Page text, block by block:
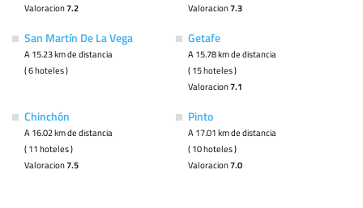
Valoracion7.2
Valoracion7.3
San Martín De La Vega
A 15.23 km de distancia
( 6 hoteles )
Getafe
A 15.78 km de distancia
( 15 hoteles )
Valoracion7.1
Chinchón
A 16.02 km de distancia
( 11 hoteles )
Valoracion7.5
Pinto
A 17.01 km de distancia
( 10 hoteles )
Valoracion7.0